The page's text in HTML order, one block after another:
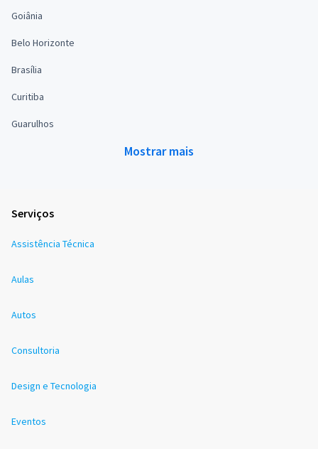
Goiânia
Belo Horizonte
Brasília
Curitiba
Guarulhos
Mostrar mais
Serviços
Assistência Técnica
Aulas
Autos
Consultoria
Design e Tecnologia
Eventos